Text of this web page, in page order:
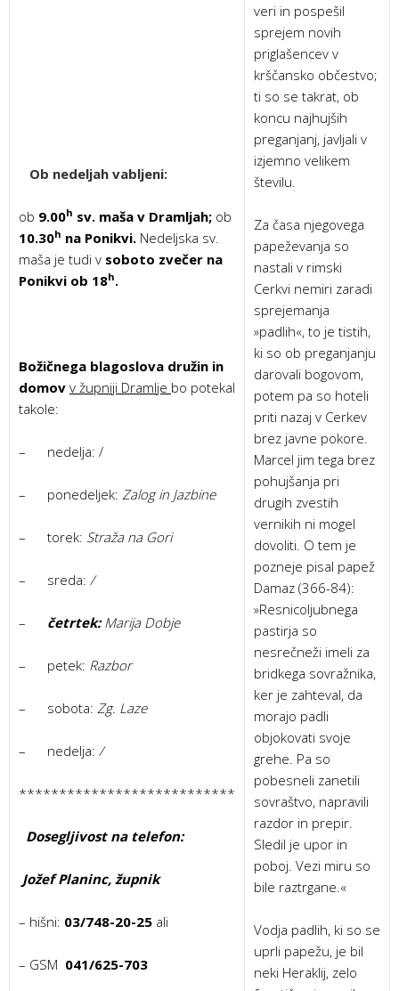
veri in pospešil
sprejem novih
priglašencev v
krščansko občestvo;
ti so se takrat, ob
koncu najhujših
preganjanj, javljali v
izjemno velikem
številu.
Za časa njegovega
papeževanja so
nastali v rimski
Cerkvi nemiri zaradi
sprejemanja
»padlih«, to je tistih,
ki so ob preganjanju
darovali bogovom,
potem pa so hoteli
priti nazaj v Cerkev
brez javne pokore.
Marcel jim tega brez
pohujšanja pri
drugih zvestih
vernikih ni mogel
dovoliti. O tem je
pozneje pisal papež
Damaz (366-84):
»Resnicoljubnega
pastirja so
nesrečneži imeli za
bridkega sovražnika,
ker je zahteval, da
morajo padli
objokovati svoje
grehe. Pa so
pobesneli zanetili
sovraštvo, napravili
razdor in prepir.
Sledil je upor in
poboj. Vezi miru so
bile raztrgane.«
Vodja padlih, ki so se
uprli papežu, je bil
neki Heraklij, zelo
Ob nedeljah vabljeni:
ob 9.00h sv. maša v Dramljah; ob
10.30h na Ponikvi. Nedeljska sv.
maša je tudi v soboto zvečer na
Ponikvi ob 18h.
Božičnega blago­slova družin in
domov v župniji Dramlje bo pote­kal
takole:
– nedelja: /
– ponedeljek: Zalog in Jazbine
– torek: Straža na Gori
– sreda: /
– četrtek:Marija Dobje
– petek: Razbor
– sobota: Zg. Laze
– nedelja: /
***************************
Dosegljivost na telefon:
Jožef Planinc, župnik
– hišni: 03/748-20-25 ali
– GSM 041/625-703